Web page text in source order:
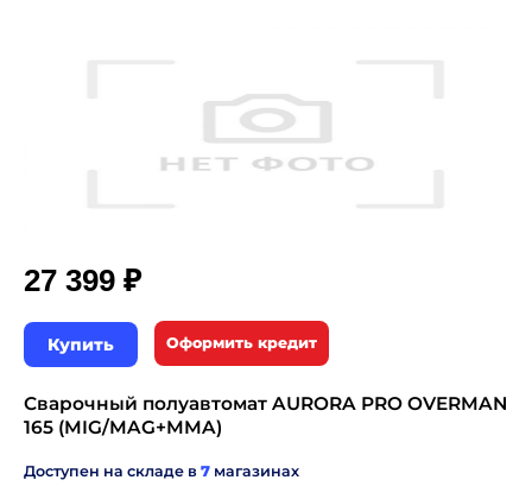
27 399 ₽
Купить Оформить кредит
Сварочный полуавтомат AURORA PRO OVERMAN
165 (MIG/MAG+MMA)
Доступен на складе в 7 магазинах